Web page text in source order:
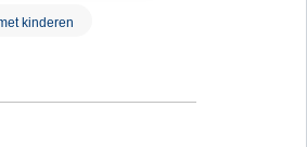
kinderen